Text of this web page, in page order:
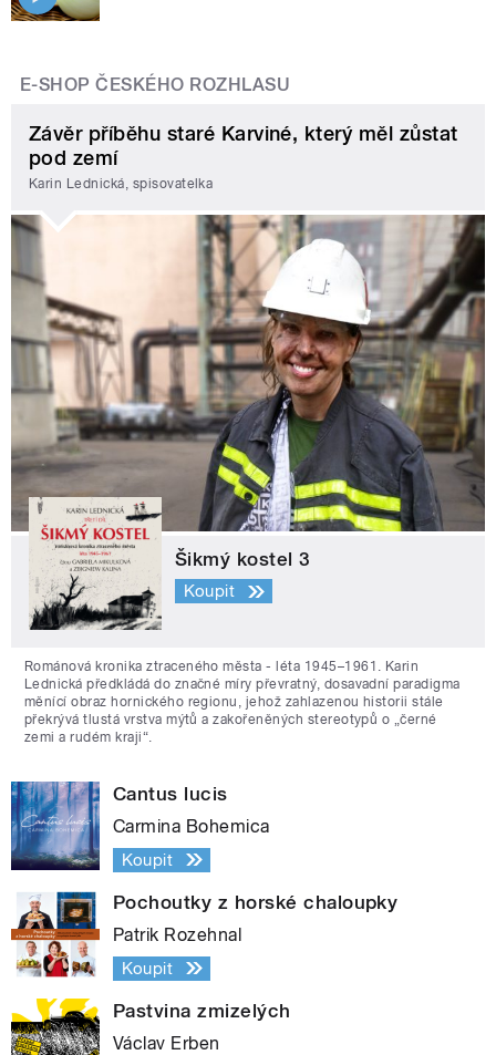
E-SHOP ČESKÉHO ROZHLASU
Závěr příběhu staré Karviné, který měl zůstat
pod zemí
Karin Lednická, spisovatelka
Šikmý kostel 3
Koupit
Románová kronika ztraceného města - léta 1945–1961. Karin
Lednická předkládá do značné míry převratný, dosavadní paradigma
měnící obraz hornického regionu, jehož zahlazenou historii stále
překrývá tlustá vrstva mýtů a zakořeněných stereotypů o „černé
zemi a rudém kraji“.
Cantus lucis
Carmina Bohemica
Koupit
Pochoutky z horské chaloupky
Patrik Rozehnal
Koupit
Pastvina zmizelých
Václav Erben